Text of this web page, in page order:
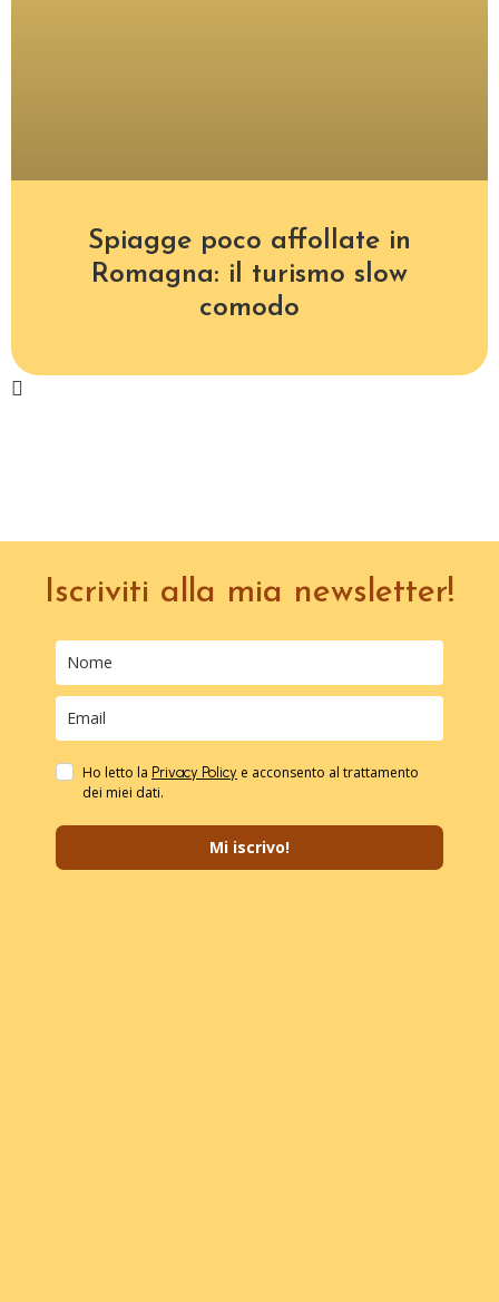
Spiagge poco affollate in
Romagna: il turismo slow
comodo
Iscriviti alla mia newsletter!
Ho letto la Privacy Policy e acconsento al trattamento
dei miei dati.
Mi iscrivo!